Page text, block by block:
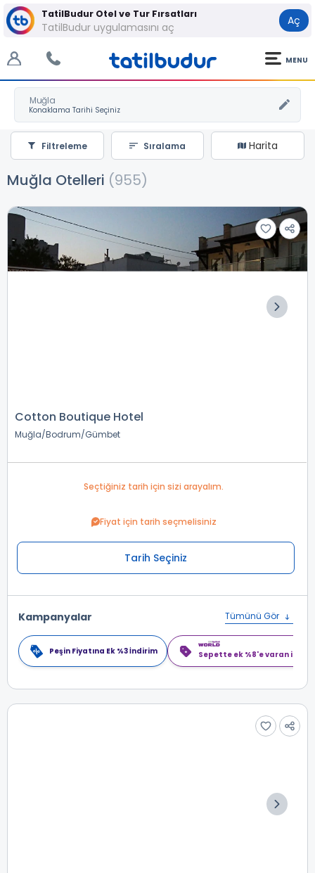
TatilBudur Otel ve Tur Fırsatları
TatilBudur uygulamasını aç Aç
MENU
Muğla
Harita
Sıralama
Filtreleme
Muğla Otelleri (955)
Cotton Boutique Hotel
Muğla Bodrum Gümbet
Seçtiğiniz tarih için sizi arayalım.
Fiyat için tarih seçmelisiniz
Tarih Seçiniz
Kampanyalar Tümünü Gör
Peşin Fiyatına Ek %3 İndirim Sepette ek %8'e varan